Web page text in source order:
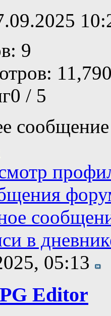
9
/ 5
в
05:13
Editor